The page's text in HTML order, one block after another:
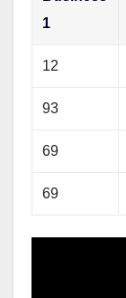
1
12
93
69
69